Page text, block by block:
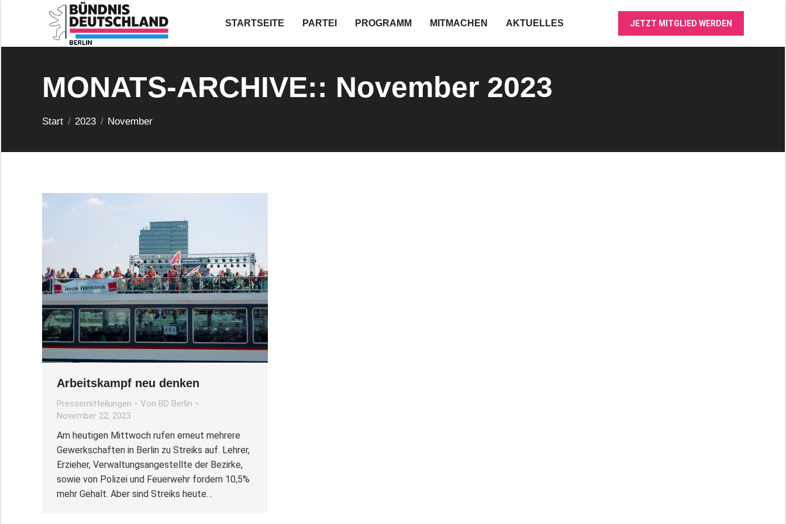
STARTSEITE PARTEI PROGRAMM MITMACHEN AKTUELLES JETZT MITGLIED WERDEN
MONATS-ARCHIVE:: November 2023
Start
2023 November
Arbeitskampf neu denken
Pressemitteilungen Von BD Berlin
November 22, 2023
Am heutigen Mittwoch rufen erneut mehrere
Gewerkschaften in Berlin zu Streiks auf. Lehrer,
Erzieher, Verwaltungsangestellte der Bezirke,
sowie von Polizei und Feuerwehr fordern 10,5%
mehr Gehalt. Aber sind Streiks heute…